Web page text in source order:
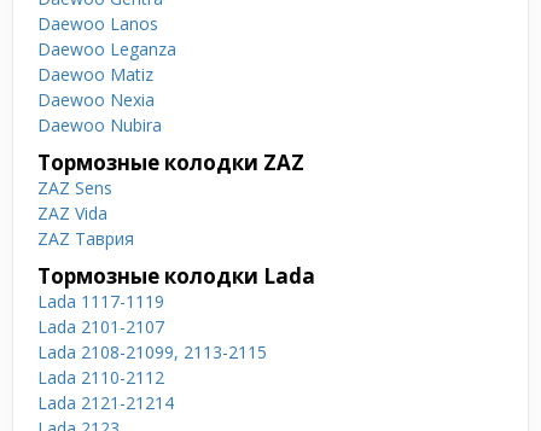
Daewoo Lanos
Daewoo Leganza
Daewoo Matiz
Daewoo Nexia
Daewoo Nubira
Тормозные колодки ZAZ
ZAZ Sens
ZAZ Vida
ZAZ Таврия
Тормозные колодки Lada
Lada 1117-1119
Lada 2101-2107
Lada 2108-21099, 2113-2115
Lada 2110-2112
Lada 2121-21214